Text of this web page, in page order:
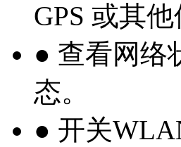
GPS 或其
● 查看网
态。
● 开关